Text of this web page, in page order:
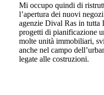
Mi occupo quindi di
l’apertura dei nuovi
agenzie Dival Ras in tutta
progetti di pianificazione
molte unità immobiliari,
anche nel campo
legate alle costruzioni.